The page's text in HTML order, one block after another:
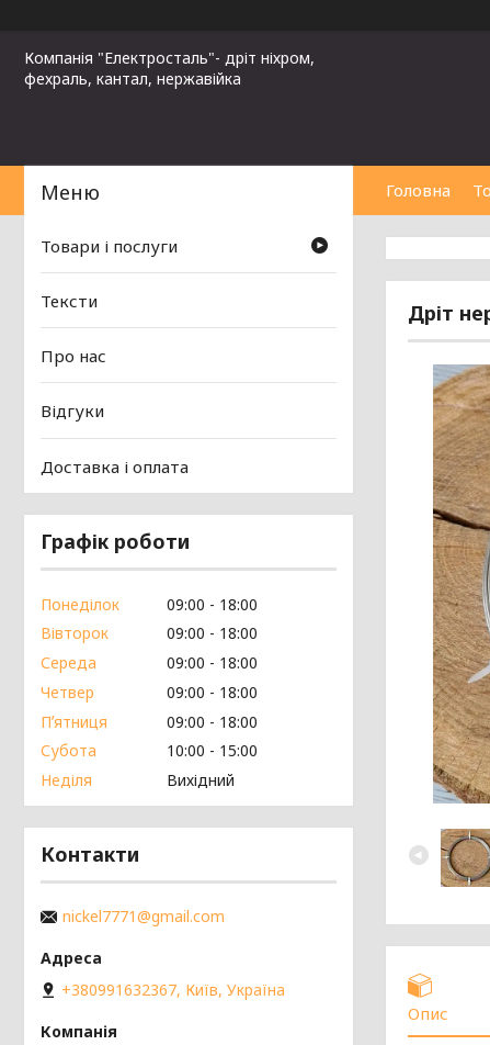
Компанія "Електросталь"- дріт ніхром,
фехраль, кантал, нержавійка
Головна
Дріт
Опис
Товари і послуги
Тексти
Про нас
Відгуки
Доставка і оплата
Графік роботи
Понеділок 09:00
18:00
Вівторок
09:00
18:00
Середа
09:00
18:00
Четвер
09:00
18:00
Пʼятниця
09:00
18:00
Субота
10:00
15:00
Неділя
Вихідний
Контакти
nickel7771@gmail.com
+380991632367, Київ, Україна